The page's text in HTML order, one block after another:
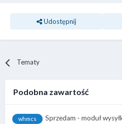
Udostępnij
Tematy
Podobna zawartość
whmcs
Sprzedam - moduł